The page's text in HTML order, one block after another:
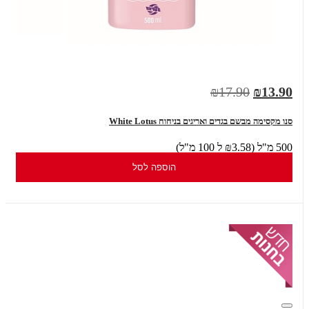
₪13.90
₪17.90
סנו מקסימה מבשם בגדים ואריגים בניחוח White Lotus
500 מ"ל (₪3.58 ל 100 מ"ל)
הוספה לסל